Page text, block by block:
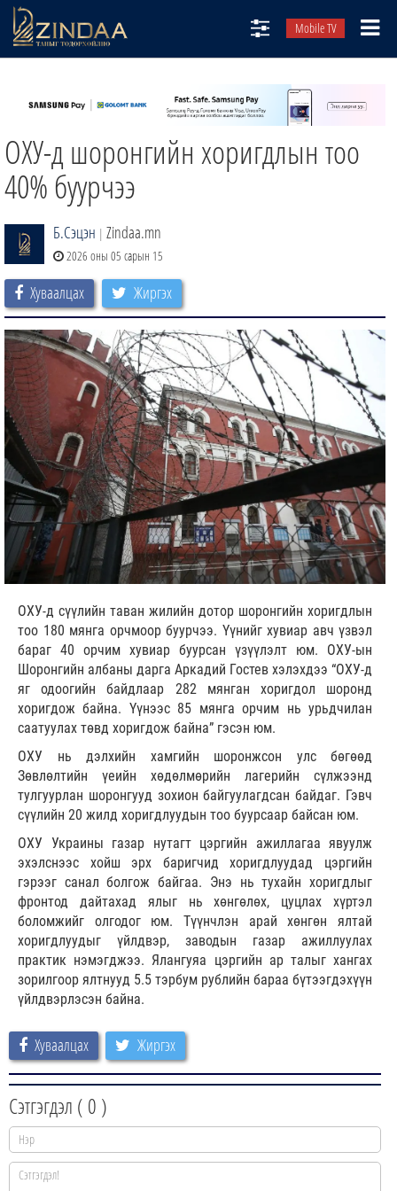
Mobile TV
ТВ8
ӨГЛӨӨНИЙ СОНИН
АУДИО ЗОХИОЛ
ЗИНДАА СЭТГҮҮЛ
ОХУ-д шоронгийн хоригдлын тоо
40% буурчээ
Б.Сэцэн | Zindaa.mn
2026 оны 05 сарын 15
Хуваалцах Жиргэх
ОХУ-д сүүлийн таван жилийн дотор шоронгийн хоригдлын
тоо 180 мянга орчмоор буурчээ. Үүнийг хувиар авч үзвэл
бараг 40 орчим хувиар буурсан үзүүлэлт юм. ОХУ-ын
Шоронгийн албаны дарга Аркадий Гостев хэлэхдээ “ОХУ-д
яг одоогийн байдлаар 282 мянган хоригдол шоронд
хоригдож байна. Үүнээс 85 мянга орчим нь урьдчилан
саатуулах төвд хоригдож байна” гэсэн юм.
ОХУ нь дэлхийн хамгийн шоронжсон улс бөгөөд
Зөвлөлтийн үеийн хөдөлмөрийн лагерийн сүлжээнд
тулгуурлан шоронгууд зохион байгуулагдсан байдаг. Гэвч
сүүлийн 20 жилд хоригдлуудын тоо буурсаар байсан юм.
ОХУ Украины газар нутагт цэргийн ажиллагаа явуулж
эхэлснээс хойш эрх баригчид хоригдлуудад цэргийн
гэрээг санал болгож байгаа. Энэ нь тухайн хоригдлыг
фронтод дайтахад ялыг нь хөнгөлөх, цуцлах хүртэл
боломжийг олгодог юм. Түүнчлэн арай хөнгөн ялтай
хоригдлуудыг үйлдвэр, заводын газар ажиллуулах
практик нэмэгджээ. Ялангуяа цэргийн ар талыг хангах
зорилгоор ялтнууд 5.5 тэрбум рублийн бараа бүтээгдэхүүн
үйлдвэрлэсэн байна.
Хуваалцах Жиргэх
Сэтгэгдэл ( 0 )